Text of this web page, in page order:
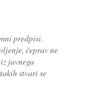
predpisi.
čeprav ne
javnega
stvari se